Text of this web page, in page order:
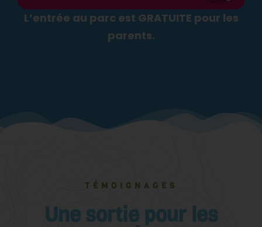
L’entrée au parc est GRATUITE pour les
parents.
TÉMOIGNAGES
Une sortie pour les